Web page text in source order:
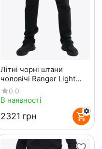
Літні чорні штани
чоловічі Ranger Light
Black
0.0
В наявності
‍2321‍ грн